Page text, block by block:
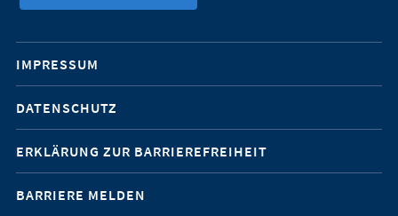
Mobile-
Service-
Navigation
IMPRESSUM
DATENSCHUTZ
ERKLÄRUNG ZUR BARRIEREFREIHEIT
BARRIERE MELDEN